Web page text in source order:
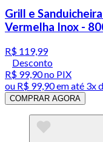
Grill e
Vermelha Inox -
R$ 119,99
Desconto
R$ 99,90no PIX
ou R$ 99,90em até 3x
COMPRAR AGORA